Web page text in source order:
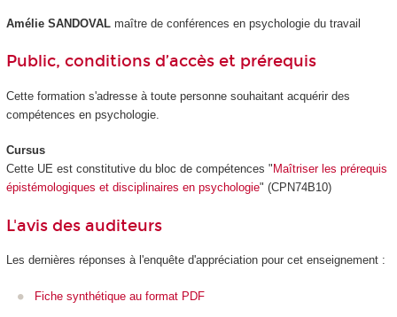
Amélie SANDOVALmaître de conférences en psychologie du travail
Public, conditions d’accès et prérequis
Cette formation s'adresse à toute personne souhaitant acquérir des
compétences en psychologie.
Cursus
Cette UE est constitutive du bloc de compétences " Maîtriser les prérequis
épistémologiques et disciplinaires en psychologie" (CPN74B10)
L'avis des auditeurs
Les dernières réponses à l'enquête d'appréciation pour cet enseignement :
Fiche synthétique au format PDF